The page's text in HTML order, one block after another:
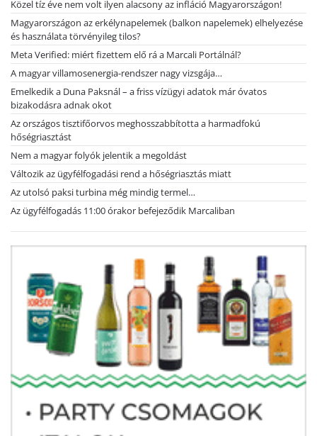
Közel tíz éve nem volt ilyen alacsony az infláció Magyarországon!
Magyarországon az erkélynapelemek (balkon napelemek) elhelyezése
és használata törvényileg tilos?
Meta Verified: miért fizettem elő rá a Marcali Portálnál?
A magyar villamosenergia-rendszer nagy vizsgája…
Emelkedik a Duna Paksnál – a friss vízügyi adatok már óvatos
bizakodásra adnak okot
Az országos tisztifőorvos meghosszabbította a harmadfokú
hőségriasztást
Nem a magyar folyók jelentik a megoldást
Változik az ügyfélfogadási rend a hőségriasztás miatt
Az utolsó paksi turbina még mindig termel…
Az ügyfélfogadás 11:00 órakor befejeződik Marcaliban